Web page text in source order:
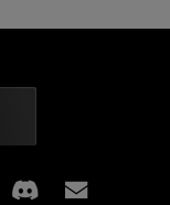
Facebook